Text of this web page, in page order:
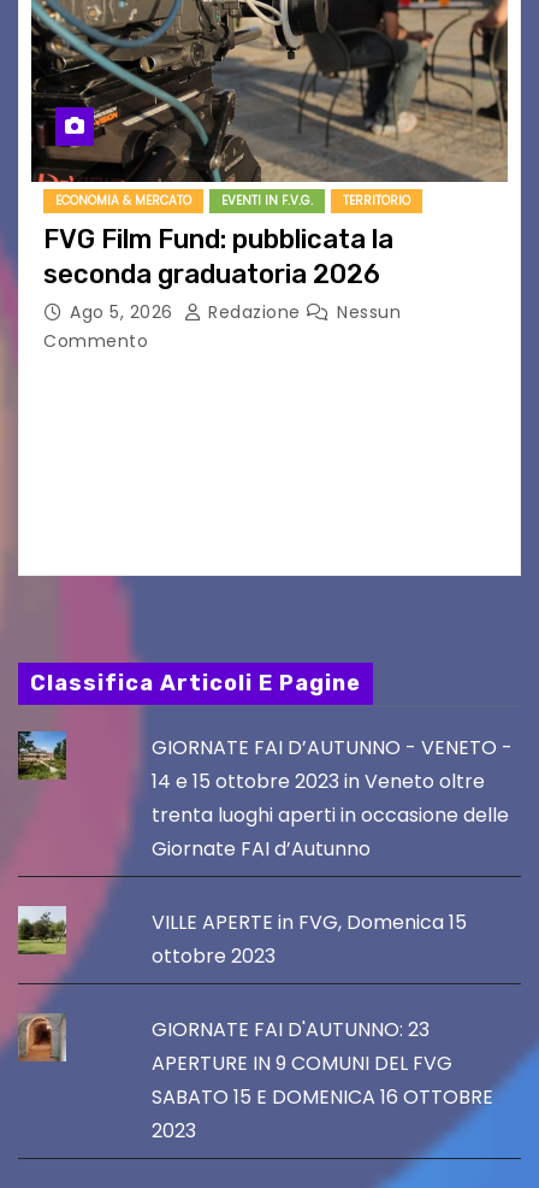
ECONOMIA & MERCATO EVENTI IN F.V.G. TERRITORIO
FVG Film Fund: pubblicata la
seconda graduatoria 2026
Ago 5, 2026 Redazione
Nessun
Commento
Classifica Articoli E Pagine
GIORNATE FAI D’AUTUNNO - VENETO -
14 e 15 ottobre 2023 in Veneto oltre
trenta luoghi aperti in occasione delle
Giornate FAI d’Autunno
VILLE APERTE in FVG, Domenica 15
ottobre 2023
GIORNATE FAI D'AUTUNNO: 23
APERTURE IN 9 COMUNI DEL FVG
SABATO 15 E DOMENICA 16 OTTOBRE
2023